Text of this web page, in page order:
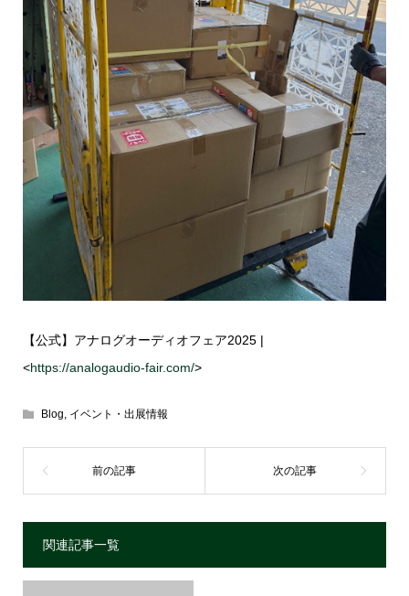
【公式】アナログオーディオフェア2025 |
<https://analogaudio-fair.com/>
Blog, イベント・出展情報
関連記事一覧